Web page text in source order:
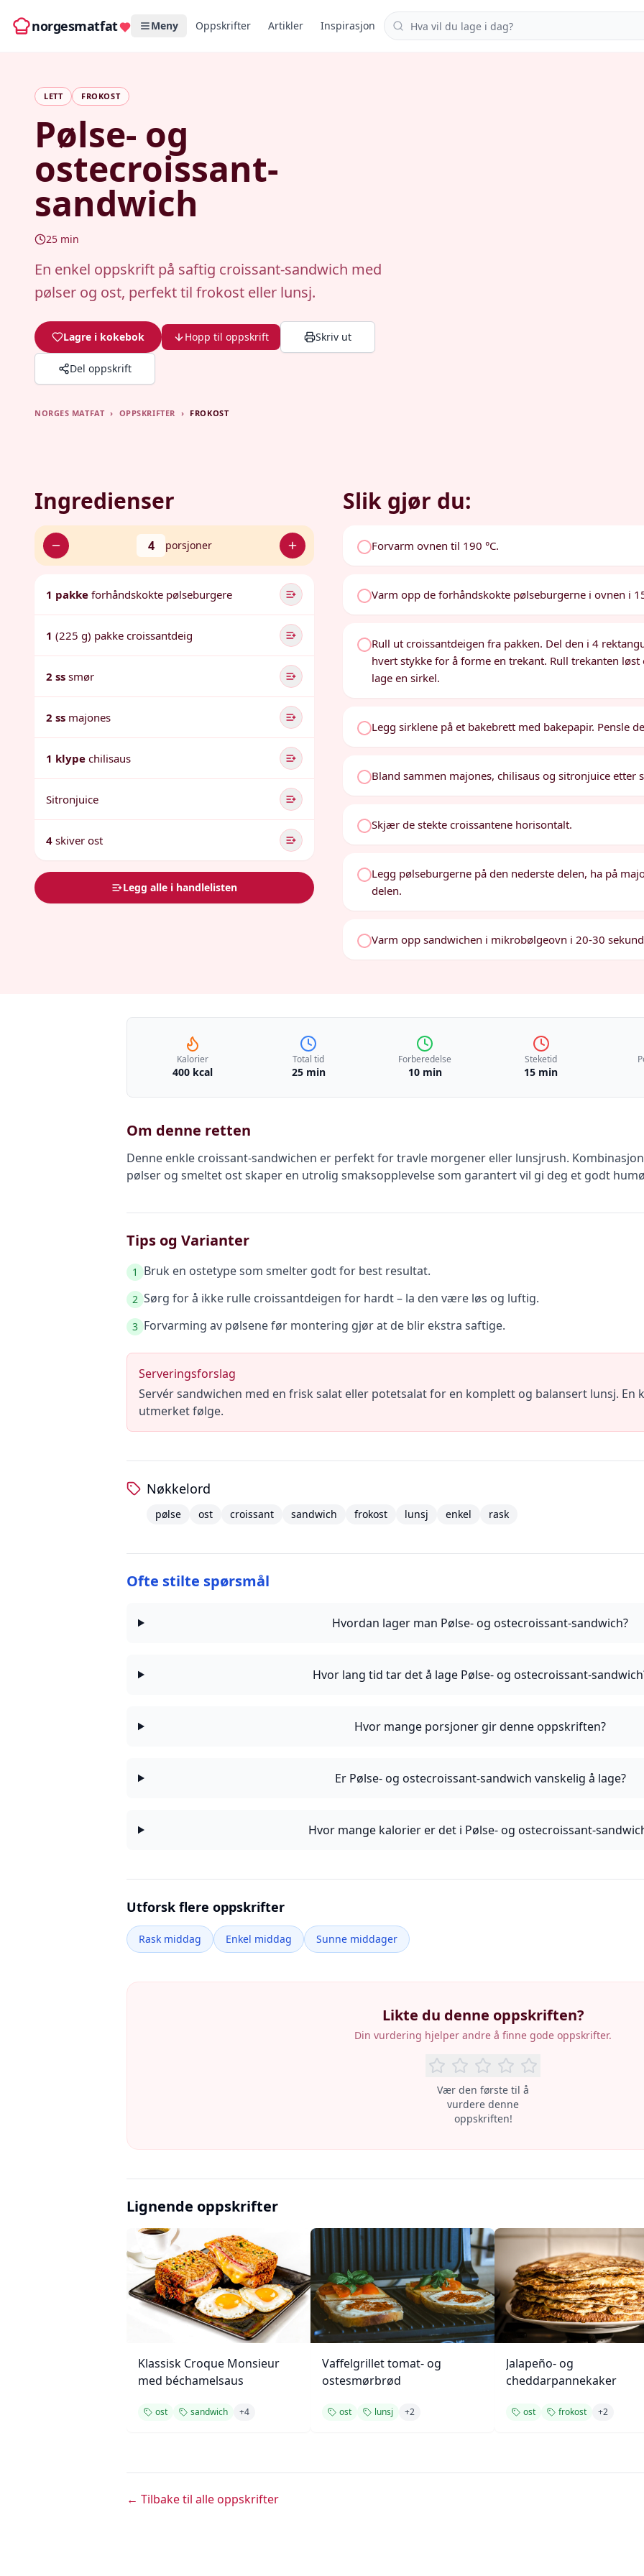
norgesmatfat Meny Oppskrifter Artikler Inspirasjon Søk i oppskrifter
LETT FROKOST
Pølse- og
ostecroissant-
sandwich
25 min
En enkel oppskrift på saftig croissant-sandwich med
pølser og ost, perfekt til frokost eller lunsj.
Lagre i kokebok Hopp til oppskrift Skriv ut
Del oppskrift
NORGES MATFAT › OPPSKRIFTER › FROKOST
Ingredienser
4 porsjoner
1 pakke forhåndskokte pølseburgere
1 (225 g) pakke croissantdeig
2 ss smør
2 ss majones
1 klype chilisaus
Sitronjuice
4 skiver ost
Legg alle i handlelisten
Slik gjør du:
Forvarm ovnen til 190 °C.
Varm opp de forhåndskokte pølseburgerne i ovnen i
Rull ut croissantdeigen fra pakken. Del den i 4
hvert stykke for å forme en trekant. Rull trekanten
lage en sirkel.
Legg sirklene på et bakebrett med bakepapir. Pensle
Bland sammen majones, chilisaus og sitronjuice etter
Skjær de stekte croissantene horisontalt.
Legg pølseburgerne på den nederste delen, ha på
delen.
Varm opp sandwichen i mikrobølgeovn i 20-30
Kalorier
400 kcal
Total tid
25 min
Forberedelse
10 min
Steketid
15 min
Om denne retten
Denne enkle croissant-sandwichen er perfekt for travle morgener eller lunsjrush.
pølser og smeltet ost skaper en utrolig smaksopplevelse som garantert vil gi deg et godt
Tips og Varianter
1 Bruk en ostetype som smelter godt for best resultat.
2 Sørg for å ikke rulle croissantdeigen for hardt – la den være løs og luftig.
3 Forvarming av pølsene før montering gjør at de blir ekstra saftige.
Serveringsforslag
Servér sandwichen med en frisk salat eller potetsalat for en komplett og balansert lunsj. En
utmerket følge.
Nøkkelord
pølse ost croissant sandwich frokost lunsj enkel rask
Ofte stilte spørsmål
Hvordan lager man Pølse- og ostecroissant-sandwich?
Hvor lang tid tar det å lage Pølse- og ostecroissant-
Hvor mange porsjoner gir denne oppskriften?
Er Pølse- og ostecroissant-sandwich vanskelig å lage?
Hvor mange kalorier er det i Pølse- og ostecroissant-
Utforsk flere oppskrifter
Rask middag Enkel middag Sunne middager
Likte du denne oppskriften?
Din vurdering hjelper andre å finne gode oppskrifter.
Vær den første til å
vurdere denne
oppskriften!
Lignende oppskrifter
Klassisk Croque Monsieur
med béchamelsaus
ost sandwich +4
Vaffelgrillet tomat- og
ostesmørbrød
ost lunsj +2
Jalapeño- og
cheddarpannekaker
ost frokost +2
← Tilbake til alle oppskrifter